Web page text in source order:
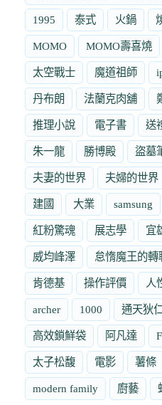
1995 泰式 火鍋
MOMO MOMO壽喜燒
太空戰士 魔道祖師
丹布朗 法蘭克肉舖
推理小說 電子書 送
朱一龍 勝博殿 盜墓
夫妻的世界 夫婦的世界
建國 大業 samsung
紅粉驚魂 展志學 宜
威均峰澤 怠惰魔王的轉
肯德基 操作評價 人
archer 1000 通天狄
高效鎖鮮袋 阿凡達
太子松馥 電影 薯條
modern family 廚藝